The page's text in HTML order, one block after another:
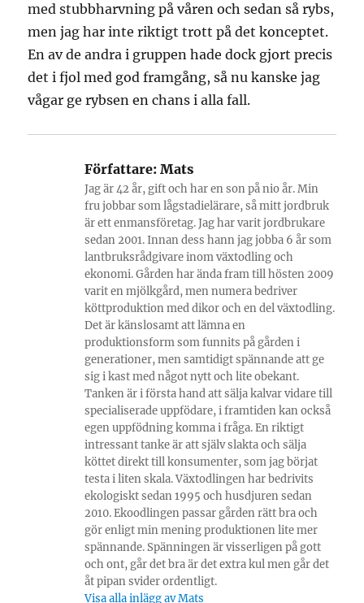
med stubbharvning på våren och sedan så rybs,
men jag har inte riktigt trott på det konceptet.
En av de andra i gruppen hade dock gjort precis
det i fjol med god framgång, så nu kanske jag
vågar ge rybsen en chans i alla fall.
Författare: Mats
Jag är 42 år, gift och har en son på nio år. Min
fru jobbar som lågstadielärare, så mitt jordbruk
är ett enmansföretag. Jag har varit jordbrukare
sedan 2001. Innan dess hann jag jobba 6 år som
lantbruksrådgivare inom växtodling och
ekonomi. Gården har ända fram till hösten 2009
varit en mjölkgård, men numera bedriver
köttproduktion med dikor och en del växtodling.
Det är känslosamt att lämna en
produktionsform som funnits på gården i
generationer, men samtidigt spännande att ge
sig i kast med något nytt och lite obekant.
Tanken är i första hand att sälja kalvar vidare till
specialiserade uppfödare, i framtiden kan också
egen uppfödning komma i fråga. En riktigt
intressant tanke är att själv slakta och sälja
köttet direkt till konsumenter, som jag börjat
testa i liten skala. Växtodlingen har bedrivits
ekologiskt sedan 1995 och husdjuren sedan
2010. Ekoodlingen passar gården rätt bra och
gör enligt min mening produktionen lite mer
spännande. Spänningen är visserligen på gott
och ont, går det bra är det extra kul men går det
åt pipan svider ordentligt.
Visa alla inlägg av Mats